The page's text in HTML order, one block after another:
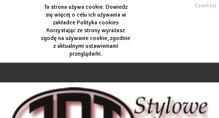
Ta strona używa cookie. Dowiedz
się więcej o celu ich używania w
zakładce Polityka cookies
Korzystając ze strony wyrażasz
zgodę na używanie cookie, zgodnie
z aktualnymi ustawieniami
przeglądarki.
Zamknij